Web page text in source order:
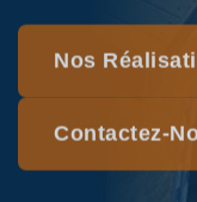
Nos